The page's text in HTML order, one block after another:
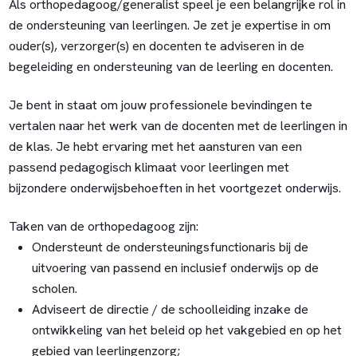
Als orthopedagoog/generalist speel je een belangrijke rol in
de ondersteuning van leerlingen. Je zet je expertise in om
ouder(s), verzorger(s) en docenten te adviseren in de
begeleiding en ondersteuning van de leerling en docenten.
Je bent in staat om jouw professionele bevindingen te
vertalen naar het werk van de docenten met de leerlingen in
de klas. Je hebt ervaring met het aansturen van een
passend pedagogisch klimaat voor leerlingen met
bijzondere onderwijsbehoeften in het voortgezet onderwijs.
Taken van de orthopedagoog zijn:
Ondersteunt de ondersteuningsfunctionaris bij de
uitvoering van passend en inclusief onderwijs op de
scholen.
Adviseert de directie / de schoolleiding inzake de
ontwikkeling van het beleid op het vakgebied en op het
gebied van leerlingenzorg;